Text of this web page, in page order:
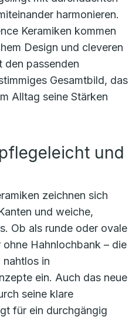
harmonieren.
Keramiken kommen
Design und cleveren
den passenden
Gesamtbild, das
Alltag seine Stärken
und
zeichnen sich
und weiche,
Ob als runde oder ovale
Hahnlochbank – die
in
ein. Auch das neue
seine klare
für ein durchgängig